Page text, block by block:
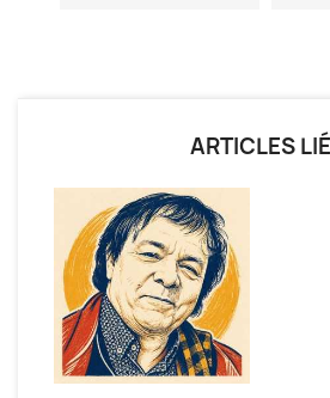
ARTICLES